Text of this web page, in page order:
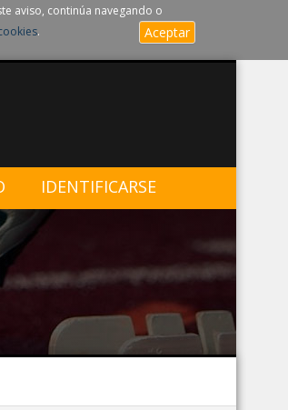
aviso, continúa navegando o
. Aceptar
IDENTIFICARSE